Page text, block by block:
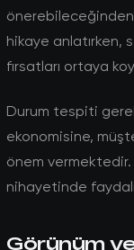
hikaye anlatırken,
fırsatları ortaya
Durum tespiti
ekonomisine,
önem
nihayetinde
Görünüm